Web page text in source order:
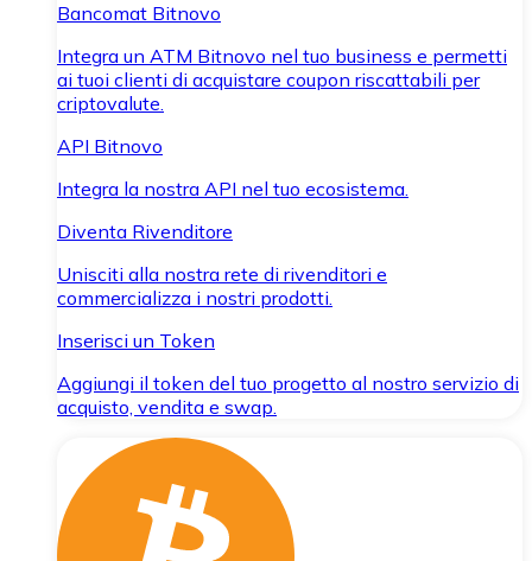
Bancomat Bitnovo
Integra un ATM Bitnovo nel tuo business e permetti
ai tuoi clienti di acquistare coupon riscattabili per
criptovalute.
API Bitnovo
Integra la nostra API nel tuo ecosistema.
Diventa Rivenditore
Unisciti alla nostra rete di rivenditori e
commercializza i nostri prodotti.
Inserisci un Token
Aggiungi il token del tuo progetto al nostro servizio di
acquisto, vendita e swap.